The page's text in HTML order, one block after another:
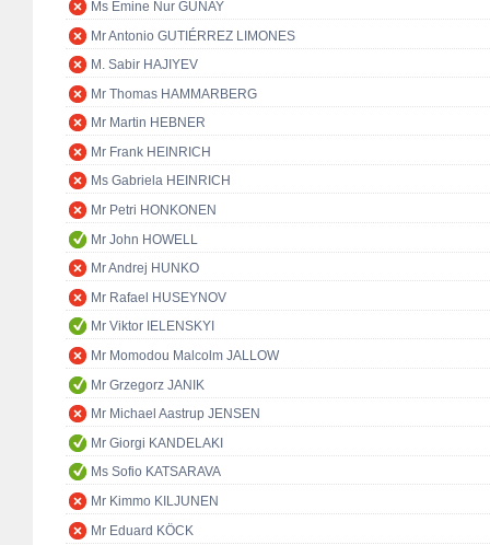
Ms Emine Nur GÜNAY
Mr Antonio GUTIÉRREZ LIMONES
M. Sabir HAJIYEV
Mr Thomas HAMMARBERG
Mr Martin HEBNER
Mr Frank HEINRICH
Ms Gabriela HEINRICH
Mr Petri HONKONEN
Mr John HOWELL
Mr Andrej HUNKO
Mr Rafael HUSEYNOV
Mr Viktor IELENSKYI
Mr Momodou Malcolm JALLOW
Mr Grzegorz JANIK
Mr Michael Aastrup JENSEN
Mr Giorgi KANDELAKI
Ms Sofio KATSARAVA
Mr Kimmo KILJUNEN
Mr Eduard KÖCK